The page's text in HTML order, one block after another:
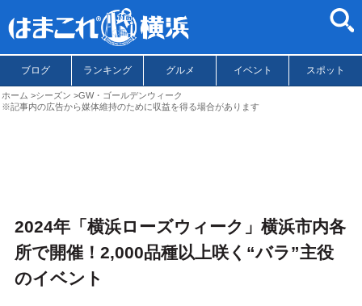
ブログ ランキング グルメ イベント スポット
ホーム シーズン
GW・ゴールデンウィーク
※記事内の広告から媒体維持のために収益を得る場合があります
2024年「横浜ローズウィーク」横浜市内各
所で開催！2,000品種以上咲く“バラ”主役
のイベント